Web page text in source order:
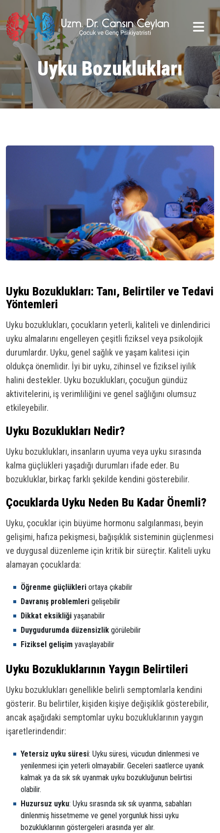
Uyku Bozuklukları
Uyku Bozuklukları: Tanı, Belirtiler ve Tedavi
Yöntemleri
Uyku bozuklukları, çocukların yeterli, kaliteli ve dinlendirici
uyku almalarını engelleyen çeşitli fiziksel veya psikolojik
durumlardır. Uyku, genel sağlık ve yaşam kalitesi için
oldukça önemlidir. İyi bir uyku, zihinsel ve fiziksel iyilik
halini destekler. Uyku bozuklukları, çocuğun gündüz
aktivitelerini, iş verimliliğini ve genel sağlığını olumsuz
etkileyebilir.
Uyku Bozuklukları Nedir?
Uyku bozuklukları, insanların uyuma veya uyku sırasında
kalma güçlükleri yaşadığı durumları ifade eder. Bu
bozukluklar, birkaç farklı şekilde kendini gösterebilir.
Çocuklarda Uyku Neden Bu Kadar Önemli?
Uyku, çocuklar için büyüme hormonu salgılanması, beyin
gelişimi, hafıza pekişmesi, bağışıklık sisteminin güçlenmesi
ve duygusal düzenleme için kritik bir süreçtir. Kaliteli uyku
alamayan çocuklarda:
Öğrenme güçlükleri ortaya çıkabilir
Davranış problemleri gelişebilir
Dikkat eksikliği yaşanabilir
Duygudurumda düzensizlik görülebilir
Fiziksel gelişim yavaşlayabilir
Uyku Bozukluklarının Yaygın Belirtileri
Uyku bozuklukları genellikle belirli semptomlarla kendini
gösterir. Bu belirtiler, kişiden kişiye değişiklik gösterebilir,
ancak aşağıdaki semptomlar uyku bozukluklarının yaygın
işaretlerindendir:
Yetersiz uyku süresi: Uyku süresi, vücudun dinlenmesi ve
yenilenmesi için yeterli olmayabilir. Geceleri saatlerce uyanık
kalmak ya da sık sık uyanmak uyku bozukluğunun belirtisi
olabilir.
Huzursuz uyku: Uyku sırasında sık sık uyanma, sabahları
dinlenmiş hissetmeme ve genel yorgunluk hissi uyku
bozukluklarının göstergeleri arasında yer alır.